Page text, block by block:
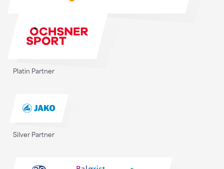
Platin Partner
Silver Partner